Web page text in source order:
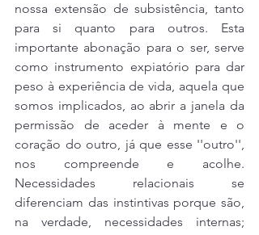
nossa extensão de subsistência, tanto
para si quanto para outros. Esta
importante abonação para o ser, serve
como instrumento expiatório para dar
peso à experiência de vida, aquela que
somos implicados, ao abrir a janela da
permissão de aceder à mente e o
coração do outro, já que esse ''outro'',
nos compreende e acolhe.
Necessidades relacionais se
diferenciam das instintivas porque são,
na verdade, necessidades internas;